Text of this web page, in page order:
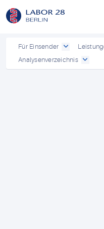
Für Einsender
Analysenverzeichnis